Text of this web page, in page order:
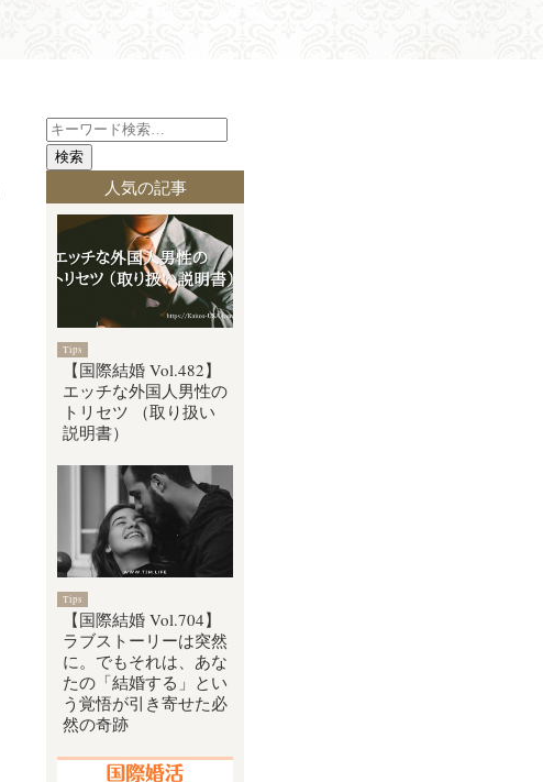
検索
人気の記事
Tips
【国際結婚 Vol.482】
エッチな外国人男性の
トリセツ （取り扱い
説明書）
Tips
【国際結婚 Vol.704】
ラブストーリーは突然
に。でもそれは、あな
たの「結婚する」とい
う覚悟が引き寄せた必
然の奇跡